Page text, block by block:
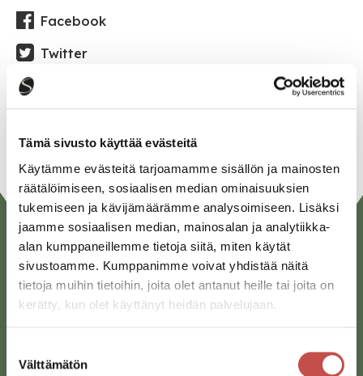
Tämä sivusto käyttää evästeitä
Käytämme evästeitä tarjoamamme sisällön ja mainosten
räätälöimiseen, sosiaalisen median ominaisuuksien
tukemiseen ja kävijämäärämme analysoimiseen. Lisäksi
jaamme sosiaalisen median, mainosalan ja analytiikka-
alan kumppaneillemme tietoja siitä, miten käytät
sivustoamme. Kumppanimme voivat yhdistää näitä
tietoja muihin tietoihin, joita olet antanut heille tai joita on
kerätty, kun olet käyttänyt heidän palvelujaan.
valinta
Välttämätön
Facebook
Twitter
Saarijärven kaupunki